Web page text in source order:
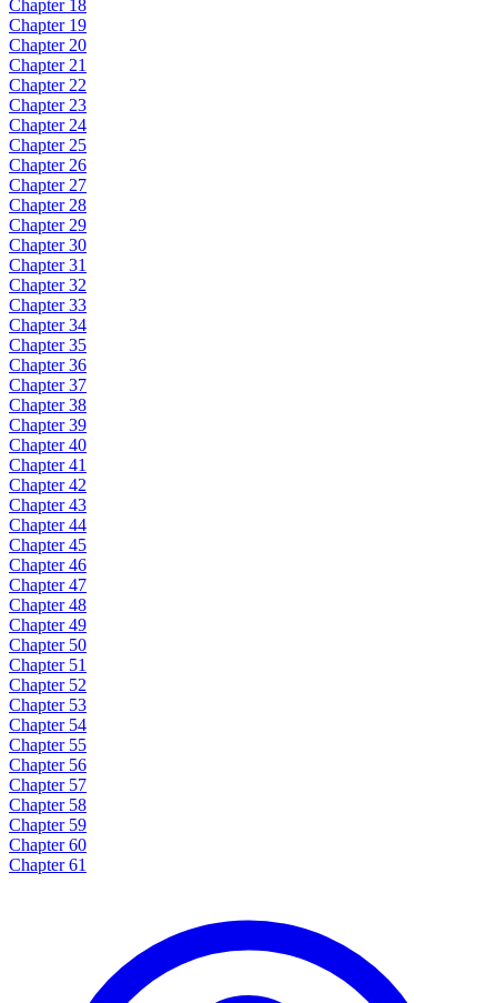
Chapter 18
Chapter 19
Chapter 20
Chapter 21
Chapter 22
Chapter 23
Chapter 24
Chapter 25
Chapter 26
Chapter 27
Chapter 28
Chapter 29
Chapter 30
Chapter 31
Chapter 32
Chapter 33
Chapter 34
Chapter 35
Chapter 36
Chapter 37
Chapter 38
Chapter 39
Chapter 40
Chapter 41
Chapter 42
Chapter 43
Chapter 44
Chapter 45
Chapter 46
Chapter 47
Chapter 48
Chapter 49
Chapter 50
Chapter 51
Chapter 52
Chapter 53
Chapter 54
Chapter 55
Chapter 56
Chapter 57
Chapter 58
Chapter 59
Chapter 60
Chapter 61